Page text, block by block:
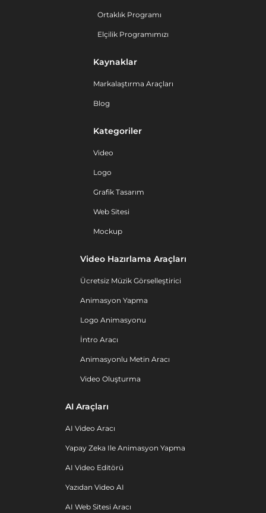
Ortaklık Programı
Elçilik Programımızı
Kaynaklar
Markalaştırma Araçları
Blog
Kategoriler
Video
Logo
Grafik Tasarım
Web Sitesi
Mockup
Video Hazırlama Araçları
Ücretsiz Müzik Görselleştirici
Animasyon Yapma
Logo Animasyonu
İntro Aracı
Animasyonlu Metin Aracı
Video Oluşturma
AI Araçları
AI Video Aracı
Yapay Zeka Ile Animasyon Yapma
AI Video Editörü
Yazıdan Video AI
AI Web Sitesi Aracı